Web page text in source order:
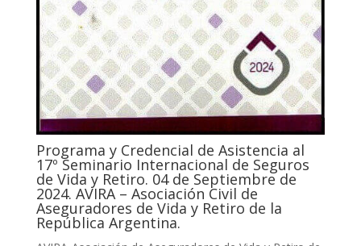
Programa y Credencial de Asistencia al
17º Seminario Internacional de Seguros
de Vida y Retiro. 04 de Septiembre de
2024. AVIRA – Asociación Civil de
Aseguradores de Vida y Retiro de la
República Argentina.